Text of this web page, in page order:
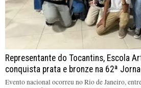
Representante do Tocantins, Escola
conquista prata e bronze na 62ª
Evento nacional ocorreu no Rio de Janeiro,